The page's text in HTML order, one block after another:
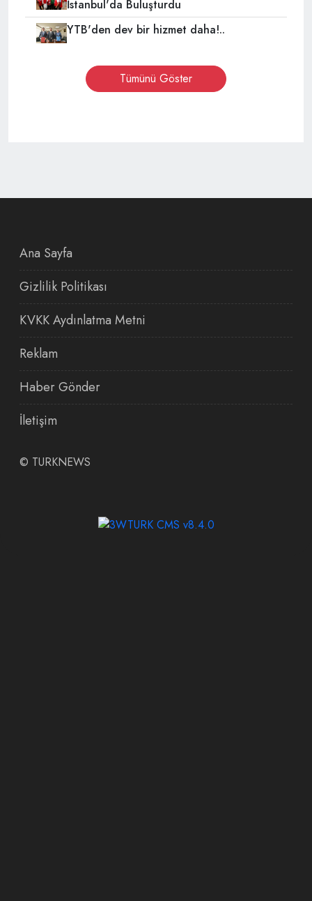
İstanbul'da Buluşturdu
YTB'den dev bir hizmet daha!..
Tümünü Göster
Ana Sayfa
Gizlilik Politikası
KVKK Aydınlatma Metni
Reklam
Haber Gönder
İletişim
© TURKNEWS